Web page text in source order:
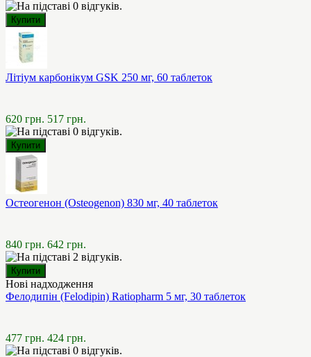
Літіум карбонікум GSK 250 мг, 60 таблеток
620 грн. 517 грн.
Остеогенон (Osteogenon) 830 мг, 40 таблеток
840 грн. 642 грн.
Нові надходження
Фелодипін (Felodipin) Ratiopharm 5 мг, 30 таблеток
477 грн. 424 грн.